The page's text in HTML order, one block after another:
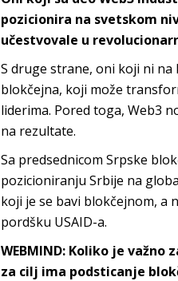
pozicionira na svetskom
učestvovale u
S druge strane, oni koji ni
blokčejna, koji može
liderima. Pored toga, Web3
na rezultate.
Sa predsednicom Srpske
pozicioniranju Srbije na
koji je se bavi blokčejnom, a
pordšku USAID-a.
WEBMIND: Koliko je
za cilj ima podsticanje